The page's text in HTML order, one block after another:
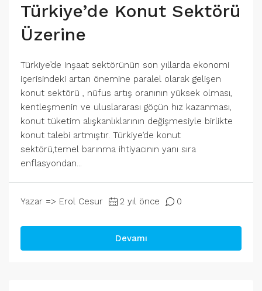
Türkiye’de Konut Sektörü
Üzerine
Türkiye’de inşaat sektörünün son yıllarda ekonomi
içerisindeki artan önemine paralel olarak gelişen
konut sektörü , nüfus artış oranının yüksek olması,
kentleşmenin ve uluslararası göçün hız kazanması,
konut tüketim alışkanlıklarının değişmesiyle birlikte
konut talebi artmıştır. Türkiye’de konut
sektörü,temel barınma ihtiyacının yanı sıra
enflasyondan...
Yazar => Erol Cesur 2 yıl önce 0
Devamı